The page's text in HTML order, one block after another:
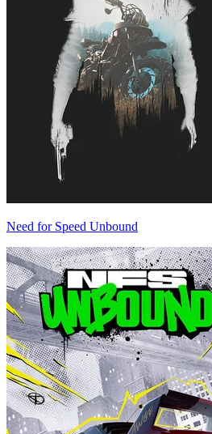
Need for Speed Unbound